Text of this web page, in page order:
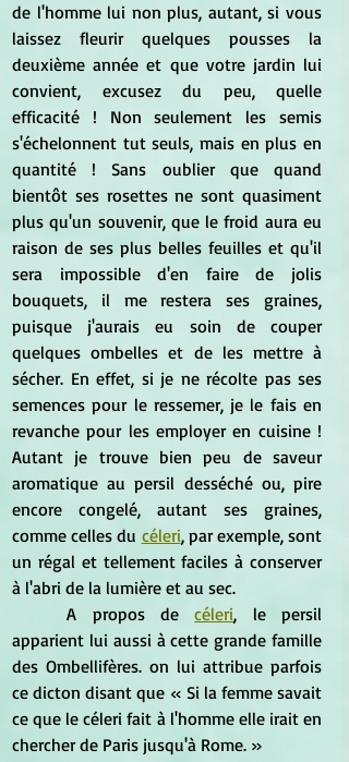
de l'homme lui non plus, autant, si vous
laissez fleurir quelques pousses la
deuxième année et que votre jardin lui
convient, excusez du peu, quelle
efficacité ! Non seulement les semis
s'échelonnent tut seuls, mais en plus en
quantité ! Sans oublier que quand
bientôt ses rosettes ne sont quasiment
plus qu'un souvenir, que le froid aura eu
raison de ses plus belles feuilles et qu'il
sera impossible d'en faire de jolis
bouquets, il me restera ses graines,
puisque j'aurais eu soin de couper
quelques ombelles et de les mettre à
sécher. En effet, si je ne récolte pas ses
semences pour le ressemer, je le fais en
revanche pour les employer en cuisine !
Autant je trouve bien peu de saveur
aromatique au persil desséché ou, pire
encore congelé, autant ses graines,
comme celles du céleri, par exemple, sont
un régal et tellement faciles à conserver
à l'abri de la lumière et au sec.
	A propos de
céleri, le persil
apparient lui aussi à cette grande famille
des Ombellifères. on lui attribue parfois
ce dicton disant que « Si la femme savait
ce que le céleri fait à l'homme elle irait en
chercher de Paris jusqu'à Rome. »